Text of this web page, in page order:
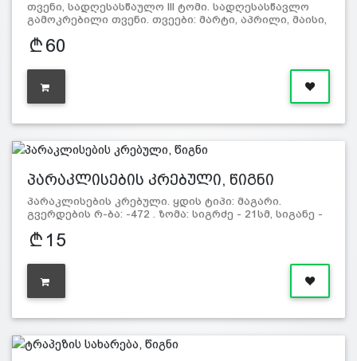
თვენი, სადღესასწაულო lll ტომი. სადღესასწავლო
გამოკრებილი თვენი. თვეები: მარტი, აპრილი, მაისი,
60
პარაკლისების კრებული, წიგნი
პარაკლისების კრებული. ყდის ტიპი: მაგარი.
გვერდების რ-ბა: -472 . ზომა: სიგრძე - 21სმ, სიგანე -
15